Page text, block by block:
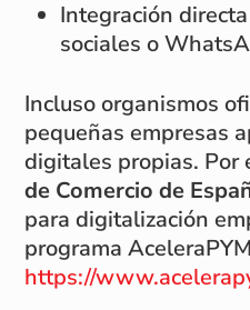
Integración
sociales o
Incluso organismos
pequeñas empresas
digitales propias. Por
de Comercio de
para digitalización
programa
https://